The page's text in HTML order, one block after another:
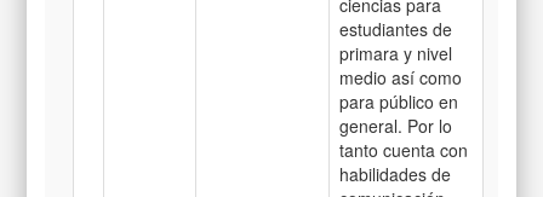
ciencias para
estudiantes de
primara y nivel
medio así como
para público en
general. Por lo
tanto cuenta con
habilidades de